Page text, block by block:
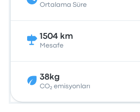
Ortalama Süre
1504 km
Mesafe
38kg
CO₂ emisyonları